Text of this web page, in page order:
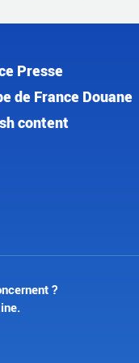
Presse
de France Douane
content
?